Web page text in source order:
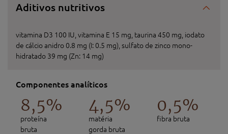
Aditivos nutritivos
vitamina D3 100 IU, vitamina E 15 mg, taurina 450 mg, iodato
de cálcio anidro 0.8 mg (I: 0.5 mg), sulfato de zinco mono-
hidratado 39 mg (Zn: 14 mg)
Componentes analíticos
8,5%
proteína
bruta
4,5%
matéria
gorda bruta
0,5%
fibra bruta